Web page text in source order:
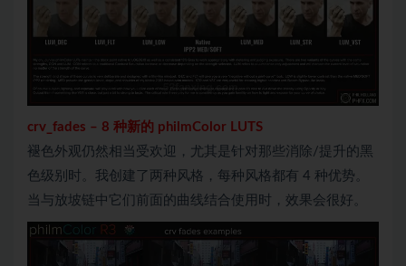
crv_fades – 8 种新的 philmColor LUTS
褪色外观仍然相当受欢迎，尤其是针对那些消除/提升的黑
色级别时。我创建了两种风格，每种风格都有 4 种优势。
当与放坡链中它们前面的曲线结合使用时，效果会很好。